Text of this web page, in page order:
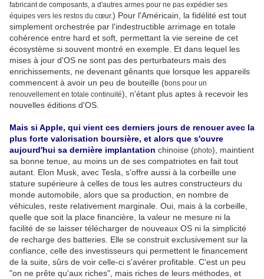
fabricant de composants, a d'autres armes pour ne pas expédier ses
équipes vers les restos du cœur.) Pour l'Américain, la fidélité est tout
simplement orchestrée par l'indestructible arrimage en totale
cohérence entre hard et soft, permettant la vie sereine de cet
écosystème si souvent montré en exemple. Et dans lequel les
mises à jour d'OS ne sont pas des perturbateurs mais des
enrichissements, ne devenant gênants que lorsque les appareils
commencent à avoir un peu de bouteille (bons pour un
renouvellement en totale continuité), n'étant plus aptes à recevoir les
nouvelles éditions d'OS.
Mais si Apple, qui vient ces derniers jours de renouer avec la
plus forte valorisation boursière, et alors que s'ouvre
aujourd'hui sa dernière implantation chinoise (photo), maintient
sa bonne tenue, au moins un de ses compatriotes en fait tout
autant. Elon Musk, avec Tesla, s'offre aussi à la corbeille une
stature supérieure à celles de tous les autres constructeurs du
monde automobile, alors que sa production, en nombre de
véhicules, reste relativement marginale. Oui, mais à la corbeille,
quelle que soit la place financière, la valeur ne mesure ni la
facilité de se laisser télécharger de nouveaux OS ni la simplicité
de recharge des batteries. Elle se construit exclusivement sur la
confiance, celle des investisseurs qui permettent le financement
de la suite, sûrs de voir celle-ci s'avérer profitable. C'est un peu
"on ne prête qu'aux riches", mais riches de leurs méthodes, et